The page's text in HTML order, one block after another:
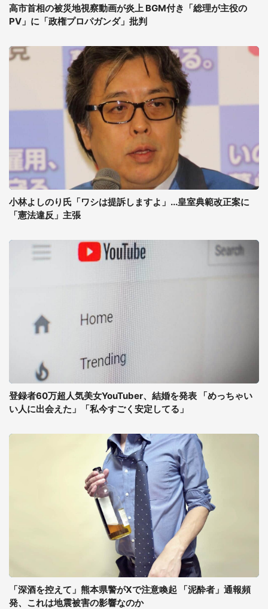
高市首相の被災地視察動画が炎上 BGM付き「総理が主役の
PV」に「政権プロパガンダ」批判
小林よしのり氏「ワシは提訴しますよ」...皇室典範改正案に
「憲法違反」主張
登録者60万超人気美女YouTuber、結婚を発表 「めっちゃい
い人に出会えた」「私今すごく安定してる」
「深酒を控えて」熊本県警がXで注意喚起 「泥酔者」通報頻
発、これは地震被害の影響なのか